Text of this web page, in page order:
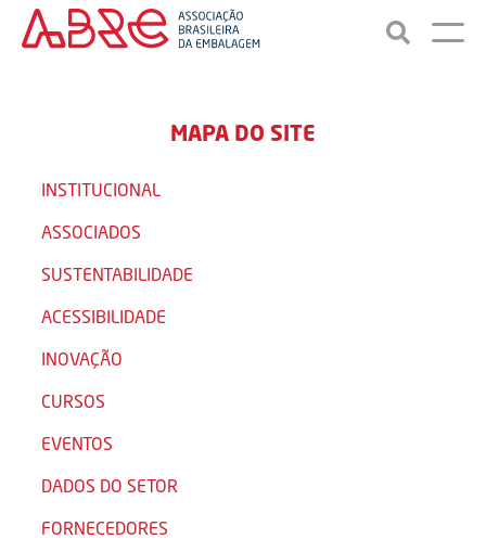
MAPA DO SITE
INSTITUCIONAL
ASSOCIADOS
SUSTENTABILIDADE
ACESSIBILIDADE
INOVAÇÃO
CURSOS
EVENTOS
DADOS DO SETOR
FORNECEDORES